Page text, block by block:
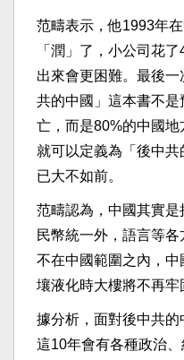
范疇表示，他1993年
「潤」了，小公司花
出來會更困難。最後
共的中國」這本書不
亡，而是80%的中國地
就可以定義為「後中
已大不如前。
范疇認為，中國其實是
民幣統一外，語言等
不在中國範圍之內，
壤液化時大樓將不再牢
據分析，面對後中共的
這10年會有各種政治